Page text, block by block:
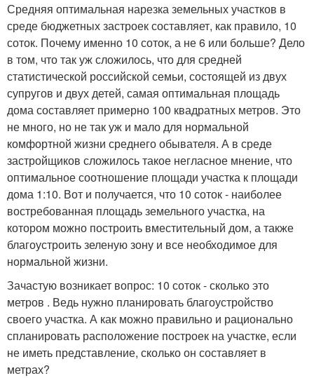
Средняя оптимальная нарезка земельных участков в
среде бюджетных застроек составляет, как правило, 10
соток. Почему именно 10 соток, а не 6 или больше? Дело
в том, что так уж сложилось, что для средней
статистической российской семьи, состоящей из двух
супругов и двух детей, самая оптимальная площадь
дома составляет примерно 100 квадратных метров. Это
не много, но не так уж и мало для нормальной
комфортной жизни среднего обывателя. А в среде
застройщиков сложилось такое негласное мнение, что
оптимальное соотношение площади участка к площади
дома 1:10. Вот и получается, что 10 соток - наиболее
востребованная площадь земельного участка, на
котором можно построить вместительный дом, а также
благоустроить зеленую зону и все необходимое для
нормальной жизни.
Зачастую возникает вопрос: 10 соток - сколько это
метров . Ведь нужно планировать благоустройство
своего участка. А как можно правильно и рационально
спланировать расположение построек на участке, если
не иметь представление, сколько он составляет в
метрах?